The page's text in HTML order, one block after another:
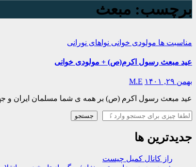
برچسب: مبعث
مناسبت ها مولودی خوانی نواهای نورانی
عید مبعث رسول اکرم(ص) + مولودی خوانی
بهمن ۲۹, ۱۴۰۱ M.E
عید مبعث رسول اکرم (ص) بر همه ی شما مسلمان ایران و
جستجو
جستجو
جدیدترین ها
راز کانال کمیل چیست